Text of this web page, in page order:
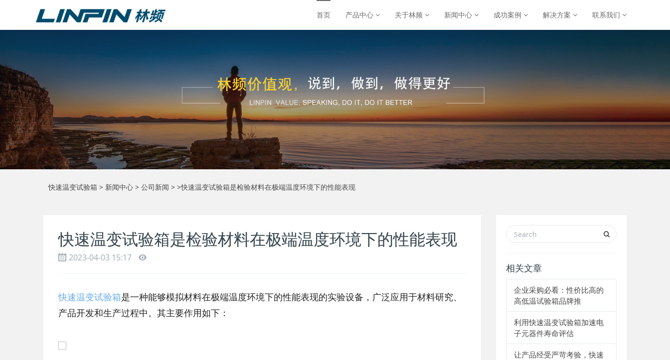
首页 产品中心 关于林频 新闻中心 成功案例 解决方案 联系我们
快速温变试验箱 > 新闻中心 > 公司新闻 > >快速温变试验箱是检验材料在极端温度环境下的性能表现
快速温变试验箱是检验材料在极端温度环境下的性能表现
2023-04-03 15:17
快速温变试验箱是一种能够模拟材料在极端温度环境下的性能表现的实验设备，广泛应用于材料研究、
产品开发和生产过程中。其主要作用如下：
相关文章
企业采购必看：性价比高的
高低温试验箱品牌推
利用快速温变试验箱加速电
子元器件寿命评估
让产品经受严苛考验，快速